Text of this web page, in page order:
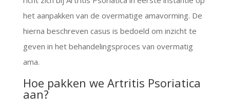
het aanpakken van de overmatige amavorming. De
hierna beschreven casus is bedoeld om inzicht te
geven in het behandelingsproces van overmatig
ama.
Hoe pakken we Artritis Psoriatica
aan?